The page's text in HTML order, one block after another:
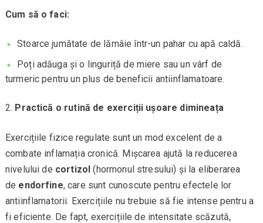
Cum să o faci:
Stoarce jumătate de lămâie într-un pahar cu apă caldă.
Poți adăuga și o linguriță de miere sau un vârf de
turmeric pentru un plus de beneficii antiinflamatoare.
Practică o rutină de exerciții ușoare dimineața
Exercițiile fizice regulate sunt un mod excelent de a
combate inflamația cronică. Mișcarea ajută la reducerea
nivelului de cortizol (hormonul stresului) și la eliberarea
de endorfine, care sunt cunoscute pentru efectele lor
antiinflamatorii. Exercițiile nu trebuie să fie intense pentru a
fi eficiente. De fapt, exercițiile de intensitate scăzută,